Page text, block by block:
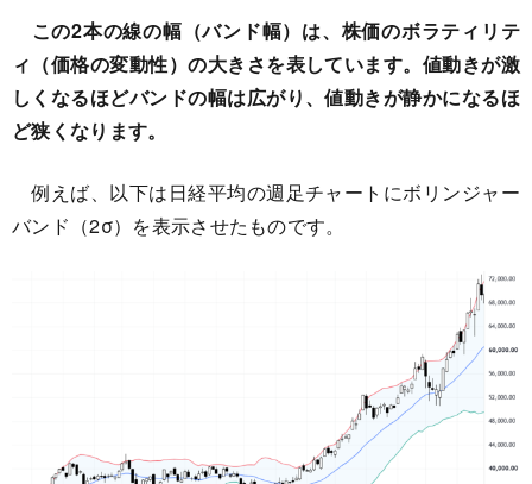
この2本の線の幅（バンド幅）は、株価のボラティリテ
ィ（価格の変動性）の大きさを表しています。値動きが激
しくなるほどバンドの幅は広がり、値動きが静かになるほ
ど狭くなります。
例えば、以下は日経平均の週足チャートにボリンジャー
バンド（2σ）を表示させたものです。